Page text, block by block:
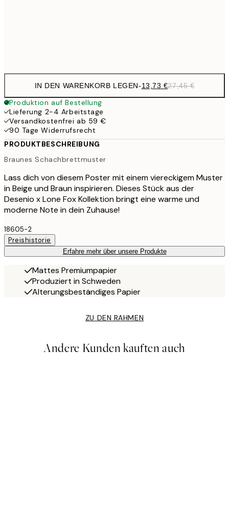
IN DEN WARENKORB LEGEN-13,73 €27,45 €
Produktion auf Bestellung
Lieferung 2-4 Arbeitstage
Versandkostenfrei ab 59 €
90 Tage Widerrufsrecht
PRODUKTBESCHREIBUNG
Braunes Schachbrettmuster
Lass dich von diesem Poster mit einem viereckigem Muster
in Beige und Braun inspirieren. Dieses Stück aus der
Desenio x Lone Fox Kollektion bringt eine warme und
moderne Note in dein Zuhause!
18605-2
Preishistorie
Erfahre mehr über unsere Produkte
Mattes Premiumpapier
Produziert in Schweden
Alterungsbeständiges Papier
ZU DEN RAHMEN
Andere Kunden kauften auch